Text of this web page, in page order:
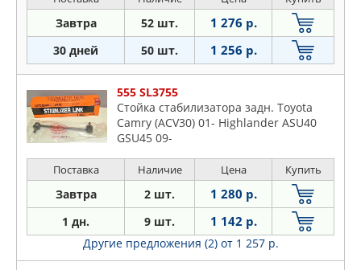
Завтра 52 шт. 1 276 р.
30 дней 50 шт. 1 256 р.
555 SL3755
Стойка стабилизатора задн. Toyota
Camry (ACV30) 01- Highlander ASU40
GSU45 09-
Поставка Наличие Цена Купить
Завтра 2 шт. 1 280 р.
1 дн. 9 шт. 1 142 р.
Другие предложения (2) от 1 257 р.